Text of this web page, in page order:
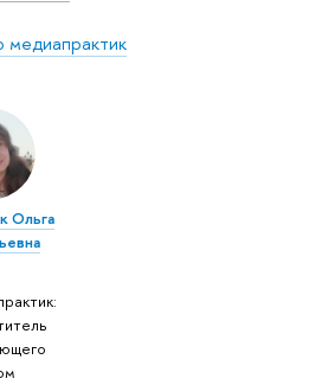
медиапрактик
Ольга